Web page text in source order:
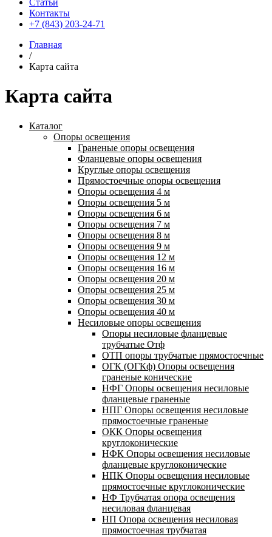
Статьи
Контакты
+7 (843) 203-24-71
Главная
/
Карта сайта
Карта сайта
Каталог
Опоры освещения
Граненые опоры освещения
Фланцевые опоры освещения
Круглые опоры освещения
Прямостоечные опоры освещения
Опоры освещения 4 м
Опоры освещения 5 м
Опоры освещения 6 м
Опоры освещения 7 м
Опоры освещения 8 м
Опоры освещения 9 м
Опоры освещения 12 м
Опоры освещения 16 м
Опоры освещения 20 м
Опоры освещения 25 м
Опоры освещения 30 м
Опоры освещения 40 м
Несиловые опоры освещения
Опоры несиловые фланцевые
трубчатые Отф
ОТП опоры трубчатые прямостоечные
ОГК (ОГКф) Опоры освещения
граненые конические
НФГ Опоры освещения несиловые
фланцевые граненые
НПГ Опоры освещения несиловые
прямостоечные граненые
ОКК Опоры освещения
круглоконические
НФК Опоры освещения несиловые
фланцевые круглоконические
НПК Опоры освещения несиловые
прямостоечные круглоконические
НФ Трубчатая опора освещения
несиловая фланцевая
НП Опора освещения несиловая
прямостоечная трубчатая